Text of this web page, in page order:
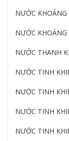
NƯỚC
NƯỚC KHOÁNG
NƯỚC THANH
NƯỚC TINH
NƯỚC TINH
NƯỚC TINH
NƯỚC TINH